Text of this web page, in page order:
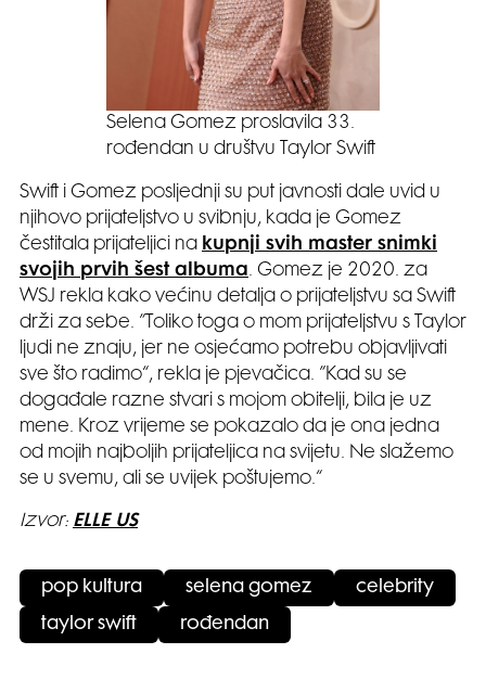
Selena Gomez proslavila 33.
rođendan u društvu Taylor Swift
Swift i Gomez posljednji su put javnosti dale uvid u
njihovo prijateljstvo u svibnju, kada je Gomez
čestitala prijateljici na kupnji svih master snimki
svojih prvih šest albuma. Gomez je 2020. za
WSJ rekla kako većinu detalja o prijateljstvu sa Swift
drži za sebe. ”Toliko toga o mom prijateljstvu s Taylor
ljudi ne znaju, jer ne osjećamo potrebu objavljivati
sve što radimo“, rekla je pjevačica. ”Kad su se
događale razne stvari s mojom obitelji, bila je uz
mene. Kroz vrijeme se pokazalo da je ona jedna
od mojih najboljih prijateljica na svijetu. Ne slažemo
se u svemu, ali se uvijek poštujemo.“
Izvor: ELLE US
pop kultura selena gomez celebrity
taylor swift rođendan